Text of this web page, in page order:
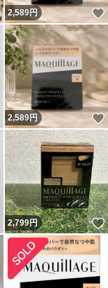
いいね！
2,589円
いいね！
2,589円
いいね！
2,799円